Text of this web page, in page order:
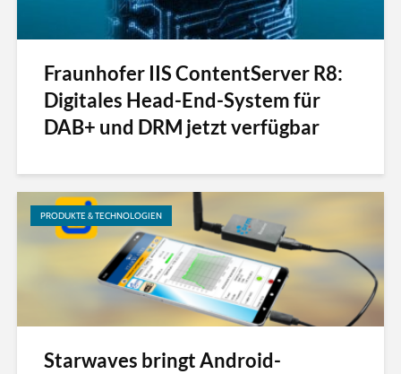
Fraunhofer IIS ContentServer R8:
Digitales Head-End-System für
DAB+ und DRM jetzt verfügbar
PRODUKTE & TECHNOLOGIEN
Starwaves bringt Android-